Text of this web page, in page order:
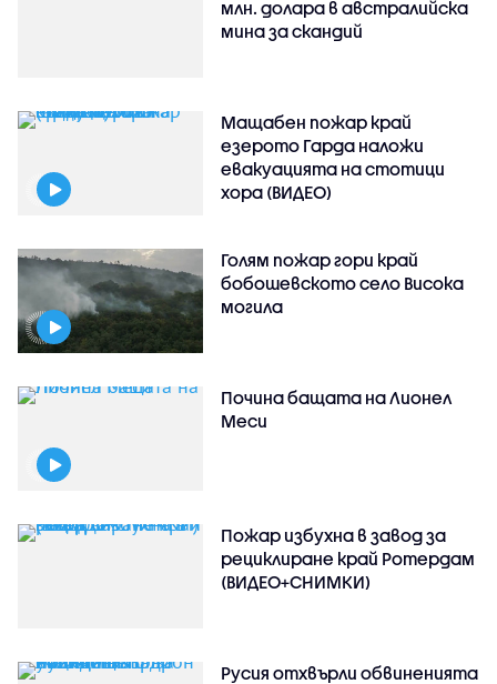
млн. долара в австралийска
мина за скандий
Мащабен пожар край
езерото Гарда наложи
евакуацията на стотици
хора (ВИДЕО)
Голям пожар гори край
бобошевското село Висока
могила
Почина бащата на Лионел
Меси
Пожар избухна в завод за
рециклиране край Ротердам
(ВИДЕО+СНИМКИ)
Русия отхвърли обвиненията